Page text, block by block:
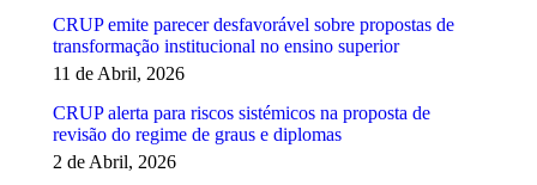
WhatsAppLinkedInPinterestTwitter Facebook
CRUP emite parecer desfavorável sobre propostas de
transformação institucional no ensino superior
11 de Abril, 2026
CRUP alerta para riscos sistémicos na proposta de
revisão do regime de graus e diplomas
2 de Abril, 2026